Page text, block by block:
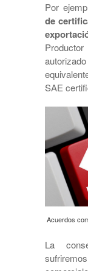
Por
de
SAE
Acuerdos
La